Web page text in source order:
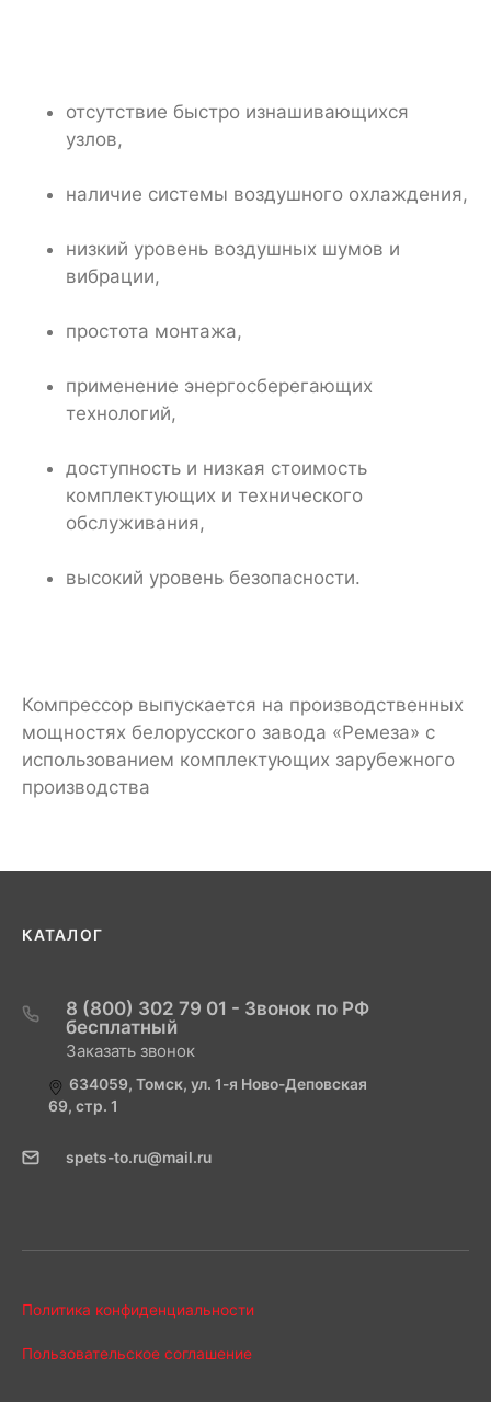
отсутствие быстро изнашивающихся
узлов,
наличие системы воздушного охлаждения,
низкий уровень воздушных шумов и
вибрации,
простота монтажа,
применение энергосберегающих
технологий,
доступность и низкая стоимость
комплектующих и технического
обслуживания,
высокий уровень безопасности.
Компрессор выпускается на производственных
мощностях белорусского завода «Ремеза» с
использованием комплектующих зарубежного
производства
КАТАЛОГ
8 (800) 302 79 01 - Звонок по РФ
бесплатный
Заказать звонок
634059, Томск, ул. 1-я Ново-Деповская
69, стр. 1
spets-to.ru@mail.ru
Политика конфиденциальности
Пользовательское соглашение